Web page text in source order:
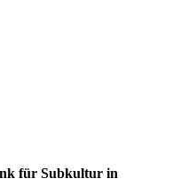
für Subkultur in